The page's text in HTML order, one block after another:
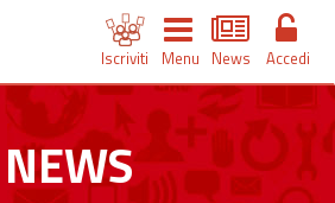
Iscriviti Menu News Accedi
NEWS